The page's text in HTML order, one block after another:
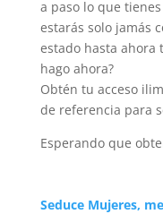
a paso lo que
estarás solo jamás
estado hasta ahora
hago ahora?
Obtén tu acceso
de referencia para
Esperando que
Seduce Mujeres,